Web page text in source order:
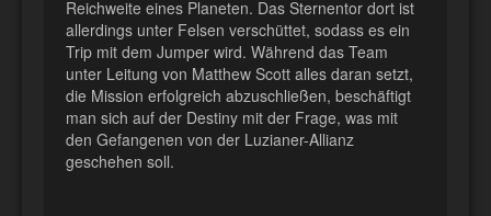
Reichweite eines Planeten. Das Sternentor dort ist
allerdings unter Felsen verschüttet, sodass es ein
Trip mit dem Jumper wird. Während das Team
unter Leitung von Matthew Scott alles daran setzt,
die Mission erfolgreich abzuschließen, beschäftigt
man sich auf der Destiny mit der Frage, was mit
den Gefangenen von der Luzianer-Allianz
geschehen soll.